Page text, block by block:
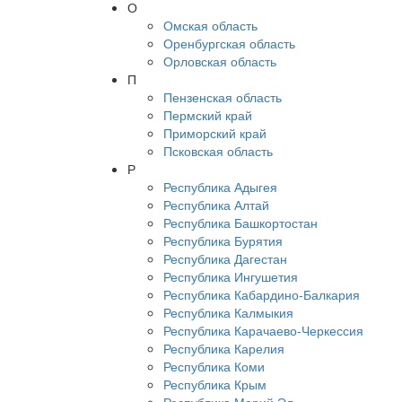
О
Омская область
Оренбургская область
Орловская область
П
Пензенская область
Пермский край
Приморский край
Псковская область
Р
Республика Адыгея
Республика Алтай
Республика Башкортостан
Республика Бурятия
Республика Дагестан
Республика Ингушетия
Республика Кабардино-Балкария
Республика Калмыкия
Республика Карачаево-Черкессия
Республика Карелия
Республика Коми
Республика Крым